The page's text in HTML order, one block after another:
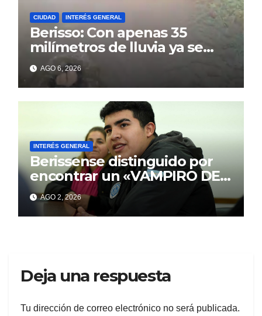
CIUDAD INTERÉS GENERAL
Berisso: Con apenas 35
milímetros de lluvia ya se
sienten los problemas
AGO 6, 2026
INTERÉS GENERAL
Berissense distinguido por
encontrar un «VAMPIRO DE
MAR»
AGO 2, 2026
Deja una respuesta
Tu dirección de correo electrónico no será publicada.